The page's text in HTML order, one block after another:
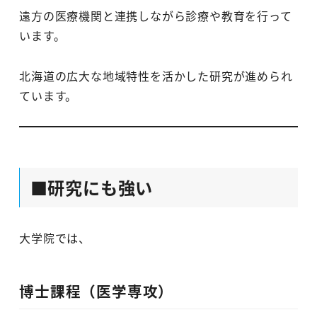
遠方の医療機関と連携しながら診療や教育を行って
います。
北海道の広大な地域特性を活かした研究が進められ
ています。
■研究にも強い
大学院では、
博士課程（医学専攻）